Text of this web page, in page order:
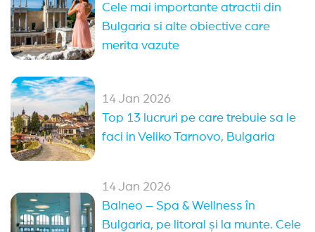
Cele mai importante atractii din
Bulgaria si alte obiective care
merita vazute
14 Jan 2026
Top 13 lucruri pe care trebuie sa le
faci in Veliko Tarnovo, Bulgaria
14 Jan 2026
Balneo – Spa & Wellness în
Bulgaria, pe litoral și la munte. Cele